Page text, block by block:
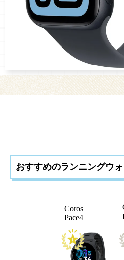
おすすめのランニングウ
Coros
Pace4